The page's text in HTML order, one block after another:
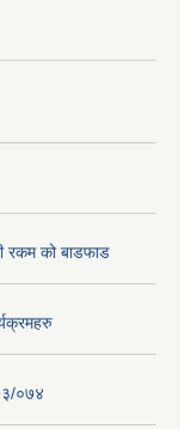
रकम को बाडफाड
०७४